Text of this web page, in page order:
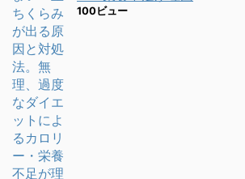
100ビュー